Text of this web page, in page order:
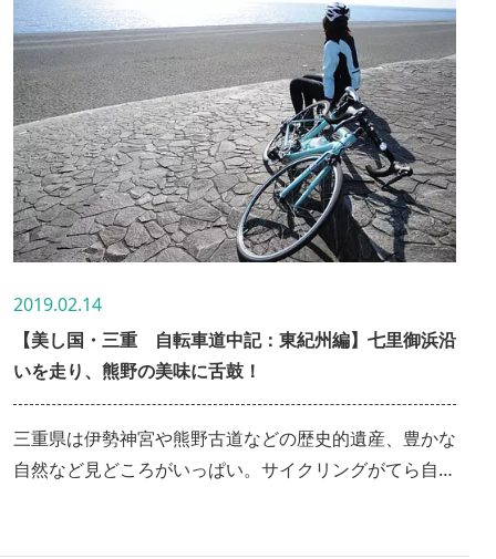
2019.02.14
【美し国・三重 自転車道中記：東紀州編】七里御浜沿
いを走り、熊野の美味に舌鼓！
三重県は伊勢神宮や熊野古道などの歴史的遺産、豊かな
自然など見どころがいっぱい。サイクリングがてら自転